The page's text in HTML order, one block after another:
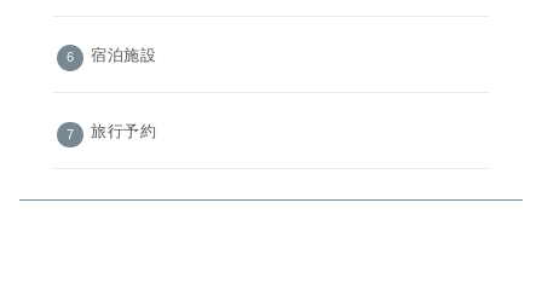
宿泊施設
旅行予約